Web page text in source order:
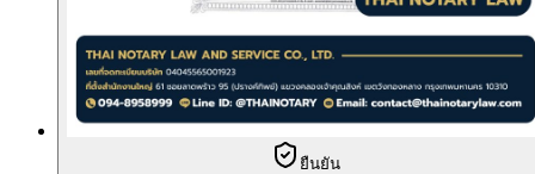
ยืนยัน